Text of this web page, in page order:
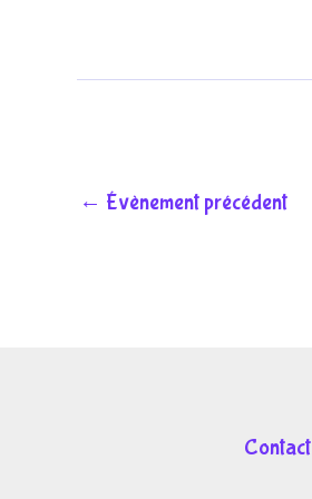
← Évènement précédent
Contact